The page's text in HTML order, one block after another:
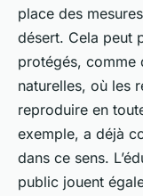
place des
désert. Cela peut
protégés, comme
naturelles, où les
reproduire en
exemple, a déjà
dans ce sens.
public jouent